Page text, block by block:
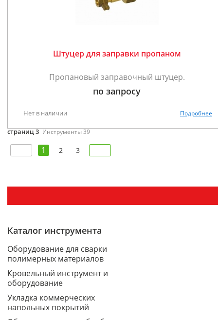
Штуцер для заправки пропаном
Пропановый заправочный штуцер.
по запросу
Нет в наличии Подробнее
страниц 3 Инструменты 39
1 2 3
Каталог инструмента
Оборудование для сварки
полимерных материалов
Кровельный инструмент и
оборудование
Укладка коммерческих
напольных покрытий